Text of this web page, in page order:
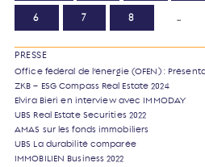
6 7 8 …
PRESSE
Office fédéral de l’énergie (OFEN) :
ZKB – ESG Compass Real Estate 2024
Elvira Bieri en interview avec IMMODAY
UBS Real Estate Securities 2022
AMAS sur les fonds immobiliers
UBS La durabilité comparée
IMMOBILIEN Business 2022